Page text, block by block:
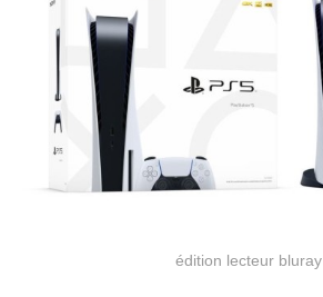
édition lecteur bluray